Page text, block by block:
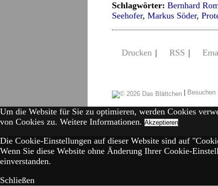
Schlagwörter: Bernhard
Seehofer, Markus Söder,
Drucken | RSS |
|
Um die Website für Sie zu optimieren, werden Cookies
von Cookies zu. Weitere Informationen. Akzeptieren
Die Cookie-Einstellungen auf dieser Website sind auf
Wenn Sie diese Website ohne Änderung Ihrer Cookie-
einverstanden.
Schließen